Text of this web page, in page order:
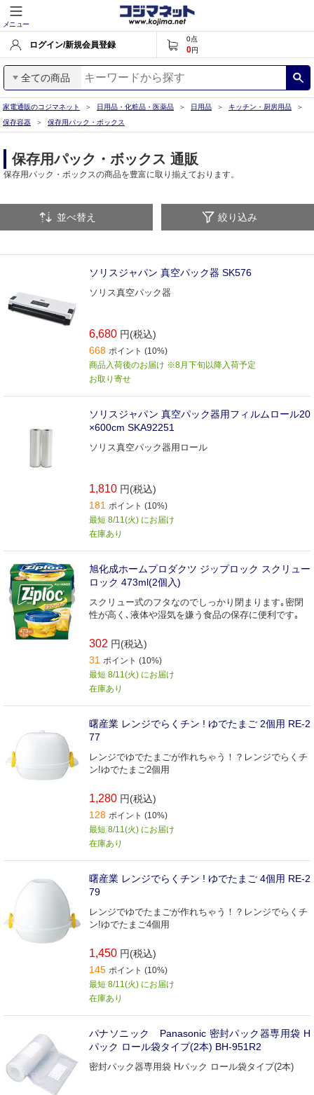
メニュー
ログイン/新規会員登録
0点
0円
全ての商品
家電通販のコジマネット 日用品・化粧品・医薬品 日用品
キッチン・厨房用品
保存容器
保存用パック・ボックス
保存用パック・ボックス 通販
保存用パック・ボックスの商品を豊富に取り揃えております。
並べ替え 絞り込み
ソリスジャパン 真空パック器 SK576
ソリス真空パック器
6,680 円(税込)
668 ポイント (10%)
商品入荷後のお届け ※8月下旬以降入荷予定
お取り寄せ
ソリスジャパン 真空パック器用フィルムロール20
×600cm SKA92251
ソリス真空パック器用ロール
1,810 円(税込)
181 ポイント (10%)
最短 8/11(火) にお届け
在庫あり
旭化成ホームプロダクツ ジップロック スクリュー
ロック 473ml(2個入)
スクリュー式のフタなのでしっかり閉まります｡密閉
性が高く､液体や湿気を嫌う食品の保存に便利です｡
302 円(税込)
31 ポイント (10%)
最短 8/11(火) にお届け
在庫あり
曙産業 レンジでらくチン ! ゆでたまご 2個用 RE-2
77
レンジでゆでたまごが作れちゃう！？レンジでらくチ
ン!ゆでたまご2個用
1,280 円(税込)
128 ポイント (10%)
最短 8/11(火) にお届け
在庫あり
曙産業 レンジでらくチン ! ゆでたまご 4個用 RE‐2
79
レンジでゆでたまごが作れちゃう！？レンジでらくチ
ン!ゆでたまご4個用
1,450 円(税込)
145 ポイント (10%)
最短 8/11(火) にお届け
在庫あり
パナソニック Panasonic 密封パック器専用袋 H
パック ロール袋タイプ(2本) BH‐951R2
密封パック器専用袋 Hパック ロール袋タイプ(2本)